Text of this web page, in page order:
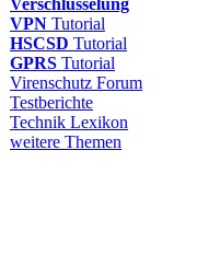
Verschlüsselung
VPN Tutorial
HSCSD Tutorial
GPRS Tutorial
Virenschutz Forum
Testberichte
Technik Lexikon
weitere Themen